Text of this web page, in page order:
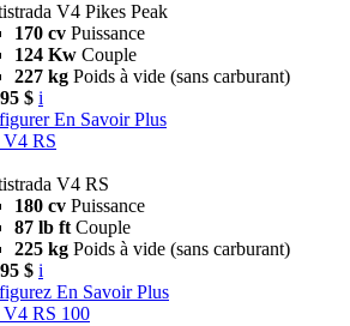
V4 Pikes Peak
170 cv Puissance
124 Kw Couple
227 kg Poids à vide (sans carburant)
$ i
En Savoir Plus
V4 RS
V4 RS
180 cv Puissance
87 lb ft Couple
225 kg Poids à vide (sans carburant)
$ i
En Savoir Plus
V4 RS 100